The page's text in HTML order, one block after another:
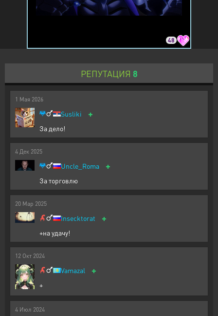
48
РЕПУТАЦИЯ 8
1 Мая 2026
Susliki +
За дело!
4 Дек 2025
Uncle_Roma +
За торговлю
20 Мар 2025
Insecktorat +
+на удачу!
12 Окт 2024
Vamazal +
+
4 Июл 2024